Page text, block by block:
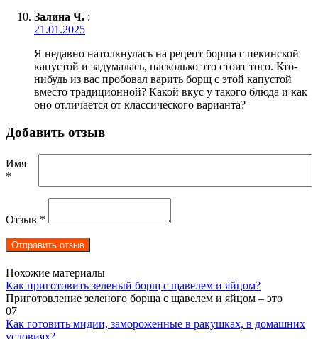
Залина Ч. :
21.01.2025
Я недавно натолкнулась на рецепт борща с пекинской
капустой и задумалась, насколько это стоит того. Кто-
нибудь из вас пробовал варить борщ с этой капустой
вместо традиционной? Какой вкус у такого блюда и как
оно отличается от классического варианта?
Добавить отзыв
Имя
*
Отзыв *
Похожие материалы
Как приготовить зеленый борщ с щавелем и яйцом?
Приготовление зеленого борща с щавелем и яйцом – это
07
Как готовить мидии, замороженные в ракушках, в домашних
условиях?